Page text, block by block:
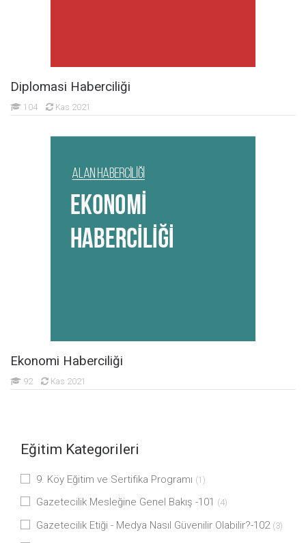
Diplomasi Haberciliği
104 Kas 2021
Ekonomi Haberciliği
92 Kas 2021
Eğitim Kategorileri
9. Köy Eğitim ve Sertifika Programı (1)
Gazetecilik Mesleğine Genel Bakış -101 (4)
Gazetecilik Etiği - Medya Nasıl Güvenilir Olabilir?-102 (3)